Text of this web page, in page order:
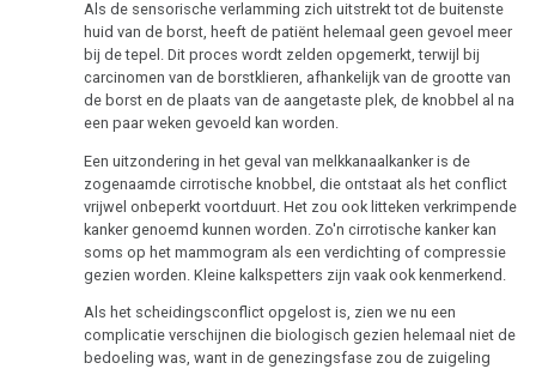
Als de sensorische verlamming zich uitstrekt tot de buitenste
huid van de borst, heeft de patiënt helemaal geen gevoel meer
bij de tepel. Dit proces wordt zelden opgemerkt, terwijl bij
carcinomen van de borstklieren, afhankelijk van de grootte van
de borst en de plaats van de aangetaste plek, de knobbel al na
een paar weken gevoeld kan worden.
Een uitzondering in het geval van melkkanaalkanker is de
zogenaamde cirrotische knobbel, die ontstaat als het conflict
vrijwel onbeperkt voortduurt. Het zou ook litteken verkrimpende
kanker genoemd kunnen worden. Zo'n cirrotische kanker kan
soms op het mammogram als een verdichting of compressie
gezien worden. Kleine kalkspetters zijn vaak ook kenmerkend.
Als het scheidingsconflict opgelost is, zien we nu een
complicatie verschijnen die biologisch gezien helemaal niet de
bedoeling was, want in de genezingsfase zou de zuigeling